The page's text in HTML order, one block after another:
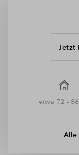
Jetzt
etwa 72 -
Alle